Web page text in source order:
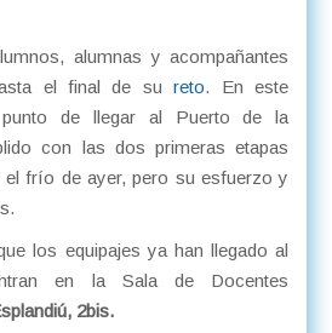
alumnas y acompañantes
el final de sureto. En este
de llegar al Puerto de la
con las dos primeras etapas
el frío de ayer, pero su esfuerzo y
los equipajes ya han llegado al
en la Sala de Docentes
2bis.